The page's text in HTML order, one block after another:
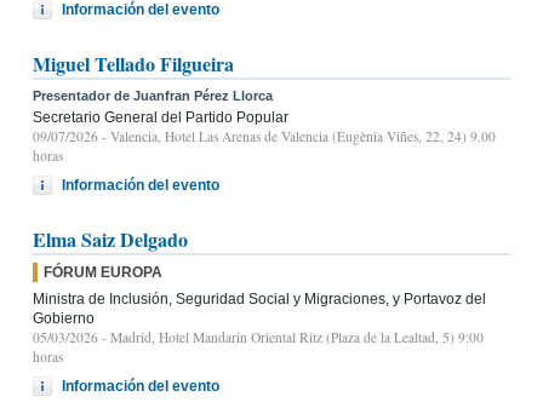
Información del evento
Miguel Tellado Filgueira
Presentador de Juanfran Pérez Llorca
Secretario General del Partido Popular
09/07/2026 - Valencia, Hotel Las Arenas de Valencia (Eugènia Viñes, 22, 24) 9.00
horas
Información del evento
Elma Saiz Delgado
FÓRUM EUROPA
Ministra de Inclusión, Seguridad Social y Migraciones, y Portavoz del
Gobierno
05/03/2026 - Madrid, Hotel Mandarin Oriental Ritz (Plaza de la Lealtad, 5) 9:00
horas
Información del evento